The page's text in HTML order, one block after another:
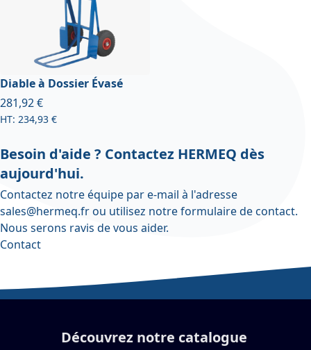
Diable à Dossier Évasé
À partir de
281,92 €
234,93 €
Besoin d'aide ? Contactez HERMEQ dès
aujourd'hui.
Contactez notre équipe par e-mail à l'adresse
sales@hermeq.frou utilisez notreformulaire de contact.
Nous serons ravis de vous aider.
Contact
Découvrez notre catalogue